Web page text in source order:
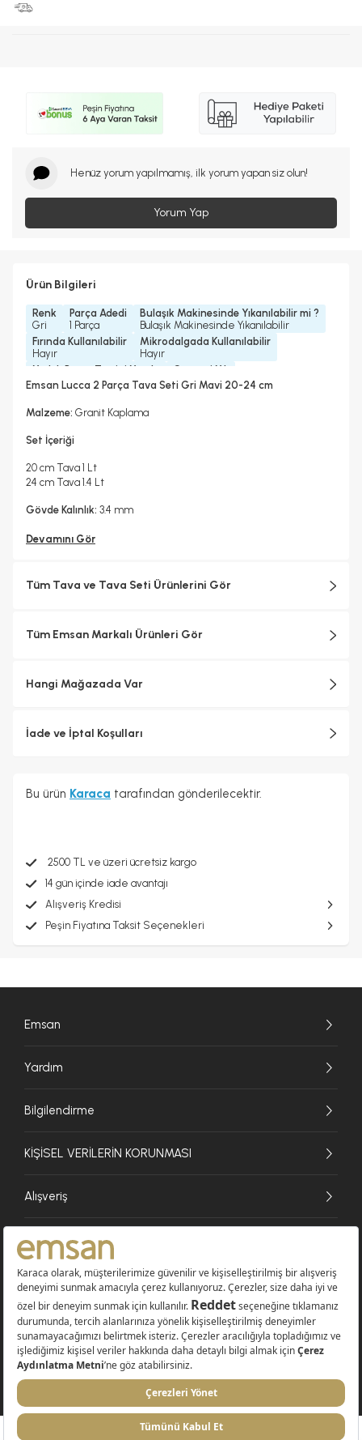
Henüz yorum yapılmamış, ilk yorum yapan siz olun!
Yorum Yap
Ürün Bilgileri
Renk
Gri
Parça Adedi
1 Parça
Bulaşık Makinesinde Yıkanılabilir mi ?
Bulaşık Makinesinde Yıkanılabilir
Fırında Kullanılabilir
Hayır
Mikrodalgada Kullanılabilir
Hayır
Yedek Parça Temini Yapılır
Hayır
Garanti Yılı
2 Yıl
Emsan Lucca 2 Parça Tava Seti Gri Mavi 20-24 cm
Malzeme: Granit Kaplama
Set İçeriği
20 cm Tava 1 Lt
24 cm Tava 1.4 Lt
Gövde Kalınlık: 3.4 mm
Devamını Gör
Tüm Tava ve Tava Seti Ürünlerini Gör
Tüm Emsan Markalı Ürünleri Gör
Hangi Mağazada Var
İade ve İptal Koşulları
Bu ürün Karaca tarafından gönderilecektir.
2500 TL ve üzeri ücretsiz kargo
14 gün içinde iade avantajı
Alışveriş Kredisi
Peşin Fiyatına Taksit Seçenekleri
Emsan
Yardım
Bilgilendirme
KİŞİSEL VERİLERİN KORUNMASI
Alışveriş
© 2026 EMSAN A.Ş. Tüm Hakları Saklıdır